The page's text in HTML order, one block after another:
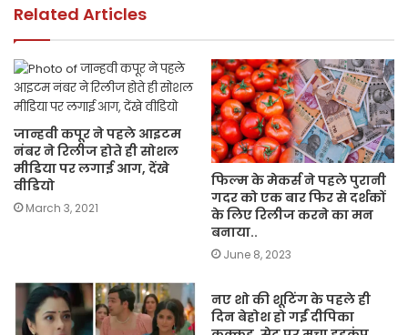
k
Related Articles
जान्हवी कपूर ने पहले आइटम
नंबर ने रिलीज होते ही सोशल
मीडिया पर लगाई आग, देंखे
वीडियो
March 3, 2021
फिल्म के मेकर्स ने पहले पुरानी
गदर को एक बार फिर से दर्शकों
के लिए रिलीज करने का मन
बनाया..
June 8, 2023
नए शो की शूटिंग के पहले ही
दिन बेहोश हो गईं दीपिका